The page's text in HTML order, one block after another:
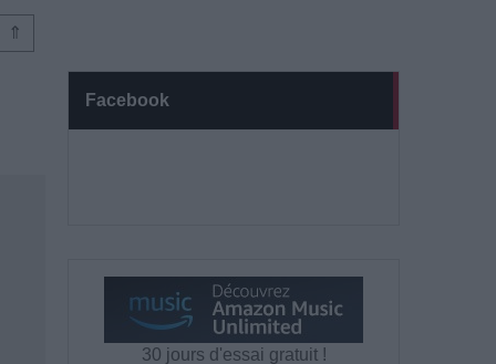
Facebook
30 jours d'essai gratuit !
⇑